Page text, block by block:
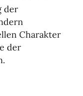
der
Charakter
der